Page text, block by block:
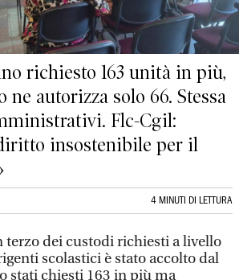
richiesto 163 unità in più,
autorizza solo 66. Stessa
Flc-Cgil:
insostenibile per il
4 MINUTI DI LETTURA
terzo dei custodi richiesti a livello
scolastici è stato accolto dal
stati chiesti 163 in più ma